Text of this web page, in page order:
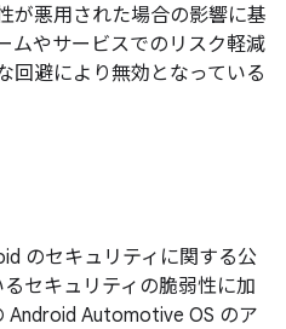
が悪用された場合の影響に基
ムやサービスでのリスク軽減
回避により無効となっている
のセキュリティに関する公
セキュリティの脆弱性に加
Android Automotive OS のア